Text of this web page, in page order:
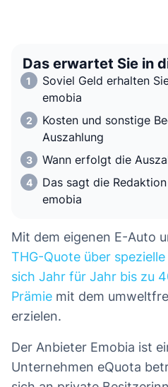
Das erwartet Sie in
Soviel Geld erhalten
emobia
Kosten und sonstige
Auszahlung
Wann erfolgt die
Das sagt die
emobia
Mit dem eigenen E-Auto
THG-Quote über
sich Jahr für Jahr bis zu
Prämie mit dem
erzielen.
Der Anbieter Emobia ist
Unternehmen eQuota